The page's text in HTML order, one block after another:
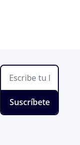
Suscríbete